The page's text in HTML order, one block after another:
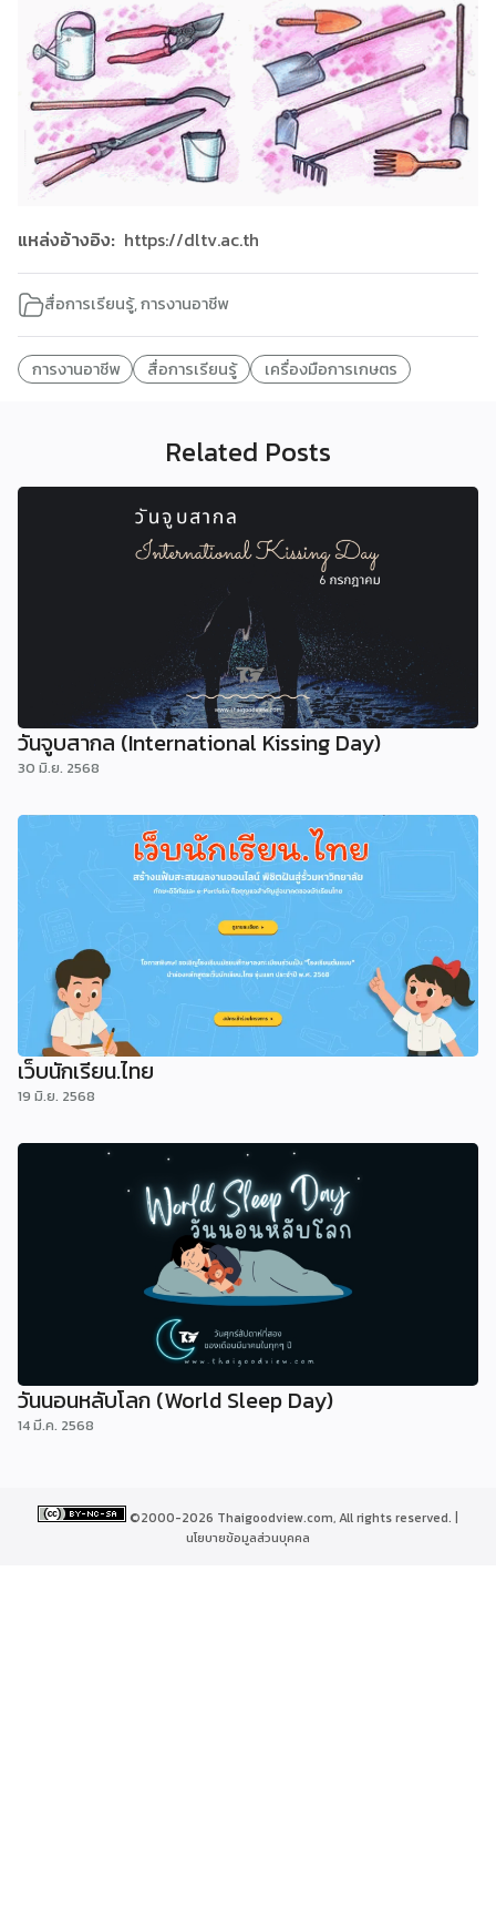
แหล่งอ้างอิง: https://dltv.ac.th
สื่อการเรียนรู้,การงานอาชีพ
การงานอาชีพ สื่อการเรียนรู้ เครื่องมือการเกษตร
Related Posts
วันจูบสากล (International Kissing Day)
30 มิ.ย. 2568
เว็บนักเรียน.ไทย
19 มิ.ย. 2568
วันนอนหลับโลก (World Sleep Day)
14 มี.ค. 2568
©2000-2026 Thaigoodview.com, All rights reserved. |
นโยบายข้อมูลส่วนบุคคล